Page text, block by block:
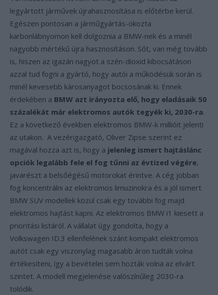
legyártott járművek újrahasznosítása is előtérbe kerül.
Egészen pontosan a járműgyártás-okozta
karbonlábnyomon kell dolgoznia a BMW-nek és a minél
nagyobb mértékű újra hasznosításon. Sőt, van még tovább
is, hiszen az igazán nagyot a szén-dioxid kibocsátáson
azzal tud fogni a gyártó, hogy autói a működésük során is
minél kevesebb károsanyagot bocsosának ki. Ennek
érdekében a BMW azt irányozta elő, hogy eladásaik 50
százalékát már elektromos autók tegyék ki, 2030-ra.
Ez a következő években elektromos BMW-k millióit jelenti
az utakon. A vezérigazgató, Oliver Zipse szerint ez
magával hozza azt is, hogy a jelenleg ismert hajtáslánc
opciók legalább fele el fog tűnni az évtized végére,
javarészt a belsőégésű motorokat érintve. A cég jobban
fog koncentrálni az elektromos limuzinokra és a jól ismert
BMW SUV modellek közül csak egy további fog majd
elektromos hajtást kapni. Az elektromos BMW i1 kiesett a
prioritási listáról. A vállalat úgy gondolta, hogy a
Volkswagen ID.3 ellenfelének szánt kompakt elektromos
autót csak egy viszonylag magasabb áron tudták volna
értékesíteni, így a bevételei sem hozták volna az elvárt
szintet. A modell megjelenése valószínűleg 2030-ra
tolódik.